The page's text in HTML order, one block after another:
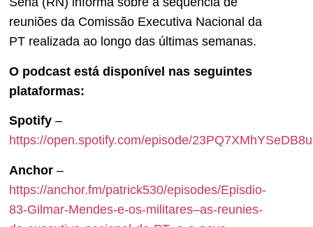
reuniões da Comissão Executiva Nacional da
PT realizada ao longo das últimas semanas.
O podcast está disponível nas seguintes
plataformas:
Spotify –
https://open.spotify.com/episode/
Anchor –
https://anchor.fm/patrick530/episodes/Episdio-
83-Gilmar-Mendes-e-os-militares–as-reunies-